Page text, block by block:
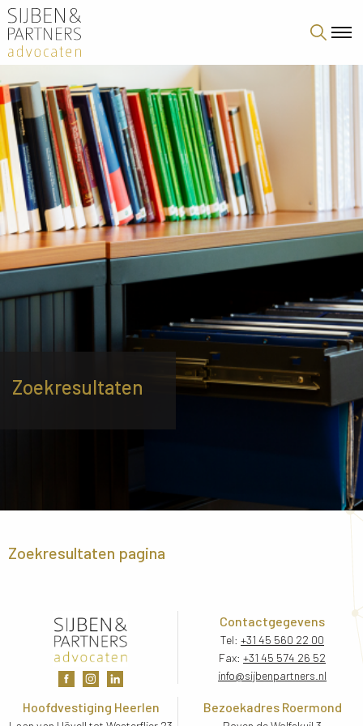
Zoekresultaten
Zoekresultaten pagina
Contactgegevens
Tel: +31 45 560 22 00
Fax: +31 45 574 26 52
info@sijbenpartners.nl
Hoofdvestiging Heerlen Bezoekadres Roermond